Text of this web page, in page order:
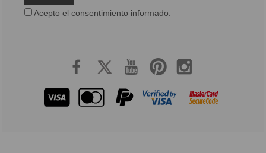
Acepto el consentimiento informado.